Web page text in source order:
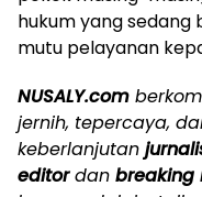
hukum yang
mutu pelayanan
NUSALY.com
jernih, tepercaya,
keberlanjutan
editordan breaking